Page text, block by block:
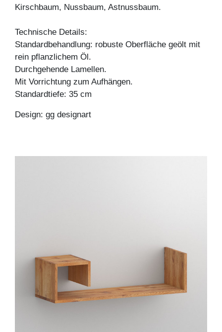
Kirschbaum, Nussbaum, Astnussbaum.
Technische Details:
Standardbehandlung: robuste Oberfläche geölt mit
rein pflanzlichem Öl.
Durchgehende Lamellen.
Mit Vorrichtung zum Aufhängen.
Standardtiefe: 35 cm
Design: gg designart